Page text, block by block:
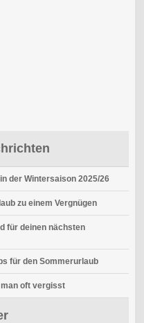
der Wintersaison 2025/26
zu einem Vergnügen
für deinen nächsten
für den Sommerurlaub
oft vergisst